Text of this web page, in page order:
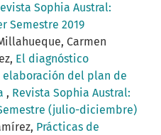
Sophia Austral:
Semestre 2019
Carmen
El diagnóstico
del plan de
, Revista Sophia Austral:
(julio-diciembre)
Prácticas de